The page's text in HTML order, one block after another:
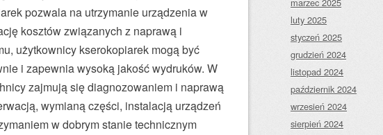
pozwala na utrzymanie urządzenia w
kosztów związanych z naprawą i
użytkownicy kserokopiarek mogą być
i zapewnia wysoką jakość wydruków. W
zajmują się diagnozowaniem i naprawą
wymianą części, instalacją urządzeń
w dobrym stanie technicznym
luty 2025
styczeń 2025
grudzień 2024
listopad 2024
październik 2024
wrzesień 2024
sierpień 2024